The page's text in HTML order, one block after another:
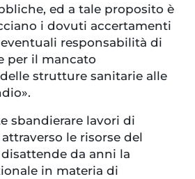
ed a tale proposito è
i dovuti accertamenti
responsabilità di
per il mancato
strutture sanitarie alle
sbandierare lavori di
le risorse del
da anni la
in materia di